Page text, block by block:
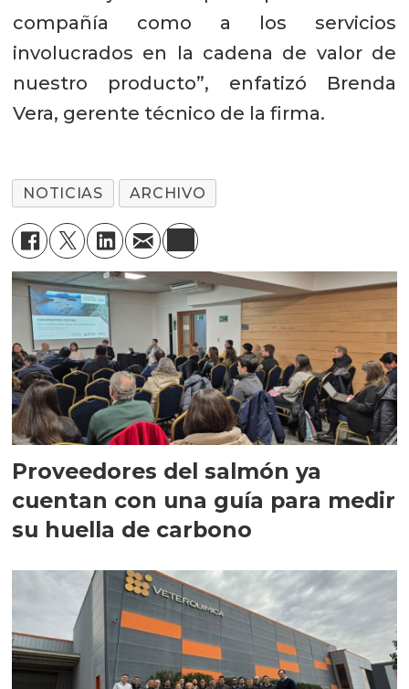
compañía como a los servicios
involucrados en la cadena de valor de
nuestro producto”, enfatizó Brenda
Vera, gerente técnico de la firma.
NOTICIAS ARCHIVO
Proveedores del salmón ya
cuentan con una guía para medir
su huella de carbono